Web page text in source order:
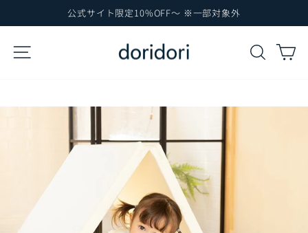
ン
ス
イ
ド
時
停
止
公式サイト限定10%OFF～ ※一部対象外
サイトナビゲーション 検索